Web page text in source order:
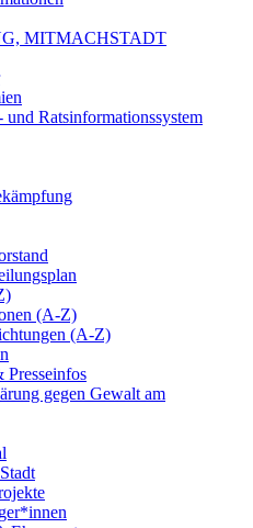
MITMACHSTADT
Ratsinformationssystem
(A-Z)
(A-Z)
Presseinfos
gegen Gewalt am